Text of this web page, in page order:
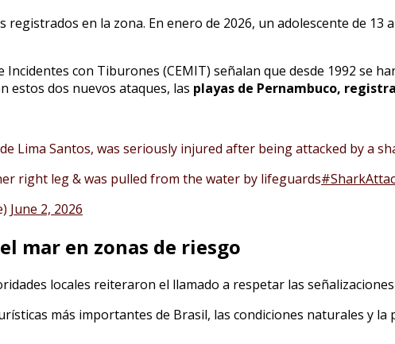
en la zona. En enero de 2026, un adolescente de
con Tiburones (CEMIT) señalan que desde 1992 se
estos dos nuevos ataques, las playas de Pernambuco,
Lima Santos, was seriously injured after being attacked by a
right leg & was pulled from the water by lifeguards
June 2, 2026
mar en zonas de riesgo
locales reiteraron el llamado a respetar las
más importantes de Brasil, las condiciones naturales y